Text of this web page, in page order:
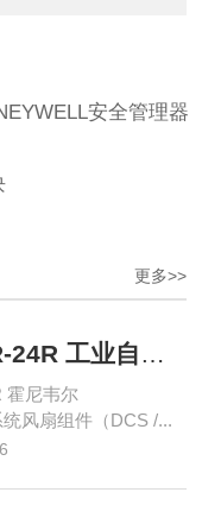
安全管理器
更多>>
FC-FANWR-24R 工业自动化控制模块
霍尼韦尔
风扇组件（DCS /...